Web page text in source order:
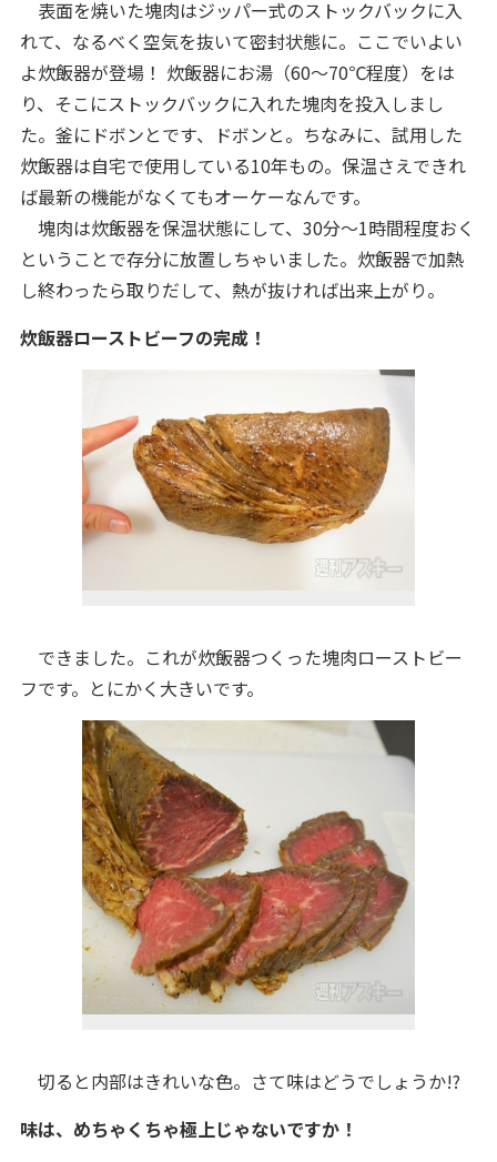
表面を焼いた塊肉はジッパー式のストックバックに入
れて、なるべく空気を抜いて密封状態に。ここでいよい
よ炊飯器が登場！ 炊飯器にお湯（60～70℃程度）をは
り、そこにストックバックに入れた塊肉を投入しまし
た。釜にドボンとです、ドボンと。ちなみに、試用した
炊飯器は自宅で使用している10年もの。保温さえできれ
ば最新の機能がなくてもオーケーなんです。
塊肉は炊飯器を保温状態にして、30分～1時間程度おく
ということで存分に放置しちゃいました。炊飯器で加熱
し終わったら取りだして、熱が抜ければ出来上がり。
炊飯器ローストビーフの完成！
できました。これが炊飯器つくった塊肉ローストビー
フです。とにかく大きいです。
切ると内部はきれいな色。さて味はどうでしょうか!?
味は、めちゃくちゃ極上じゃないですか！